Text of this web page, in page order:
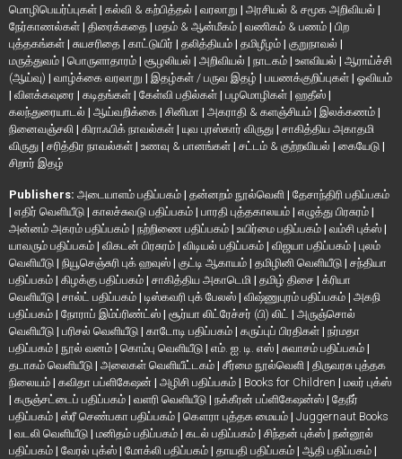
மொழிபெயர்ப்புகள் | கல்வி & கற்பித்தல் | வரலாறு | அரசியல் & சமூக அறிவியல் |
நேர்காணல்கள் | திரைக்கதை | மதம் & ஆன்மீகம் | வணிகம் & பணம் | பிற
புத்தகங்கள் | சுயசரிதை | காட்டுயிர் | தலித்தியம் | தமிழீழம் | குறுநாவல் |
மருத்துவம் | பொருளாதாரம் | சூழலியல் | அறிவியல் | நாடகம் | உளவியல் | ஆராய்ச்சி
(ஆய்வு) | வாழ்க்கை வரலாறு | இதழ்கள் / பருவ இதழ் | பயணக்குறிப்புகள் | ஓவியம்
| விளக்கவுரை | கடிதங்கள் | கேள்வி பதில்கள் | பழமொழிகள் | ஹதீஸ் |
கலந்துரையாடல் | ஆய்வறிக்கை | சினிமா | அகராதி & களஞ்சியம் | இலக்கணம் |
நினைவஞ்சலி | கிராஃபிக் நாவல்கள் | யுவ புரஸ்கார் விருது | சாகித்திய அகாதமி
விருது | சரித்திர நாவல்கள் | உணவு & பானங்கள் | சட்டம் & குற்றவியல் | கையேடு |
சிறார் இதழ்
Publishers: அடையாளம் பதிப்பகம் | தன்னறம் நூல்வெளி | தேசாந்திரி பதிப்பகம்
| எதிர் வெளியீடு | காலச்சுவடு பதிப்பகம் | பாரதி புத்தகாலயம் | எழுத்து பிரசுரம் |
அன்னம் அகரம் பதிப்பகம் | நற்றிணை பதிப்பகம் | உயிர்மை பதிப்பகம் | வம்சி புக்ஸ் |
யாவரும் பதிப்பகம் | விகடன் பிரசுரம் | விடியல் பதிப்பகம் | விஜயா பதிப்பகம் | புலம்
வெளியீடு | நியூசெஞ்சுரி புக் ஹவுஸ் | குட்டி ஆகாயம் | தமிழினி வெளியீடு | சந்தியா
பதிப்பகம் | கிழக்கு பதிப்பகம் | சாகித்திய அகாடெமி | தமிழ் திசை | க்ரியா
வெளியீடு | சால்ட் பதிப்பகம் | டிஸ்கவரி புக் பேலஸ் | விஷ்ணுபுரம் பதிப்பகம் | அகநி
பதிப்பகம் | நோராப் இம்ப்ரிண்ட்ஸ் | சூர்யா லிட்ரேச்சர் (பி) லிட் | அருஞ்சொல்
வெளியீடு | பரிசல் வெளியீடு | காடோடி பதிப்பகம் | கருப்புப் பிரதிகள் | நர்மதா
பதிப்பகம் | நூல் வனம் | கொம்பு வெளியீடு | எம். ஐ. டி. எஸ் | சுவாசம் பதிப்பகம் |
தடாகம் வெளியீடு | அலைகள் வெளியீட்டகம் | சீர்மை நூல்வெளி | திருவரசு புத்தக
நிலையம் | கவிதா பப்ளிகேஷன் | அழிசி பதிப்பகம் | Books for Children | மலர் புக்ஸ்
| கருஞ்சட்டைப் பதிப்பகம் | வளரி வெளியீடு | நக்கீரன் பப்ளிகேஷன்ஸ் | தேநீர்
பதிப்பகம் | ஸ்ரீ செண்பகா பதிப்பகம் | கௌரா புத்தக மையம் | Juggernaut Books
| வடலி வெளியீடு | மனிதம் பதிப்பகம் | கடல் பதிப்பகம் | சிந்தன் புக்ஸ் | நன்னூல்
பதிப்பகம் | வேரல் புக்ஸ் | மோக்லி பதிப்பகம் | தாயதி பதிப்பகம் | ஆதி பதிப்பகம் |